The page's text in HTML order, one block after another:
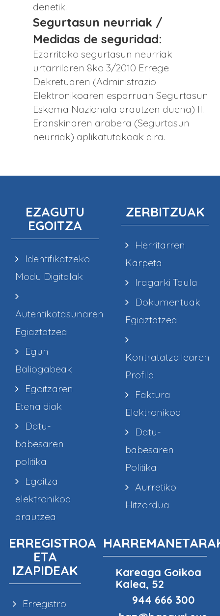
denetik.
Segurtasun neurriak /
Medidas de seguridad:
Ezarritako segurtasun neurriak
urtarrilaren 8ko 3/2010 Errege
Dekretuaren (Administrazio
Elektronikoaren esparruan Segurtasun
Eskema Nazionala arautzen duena) II.
Eranskinaren arabera (Segurtasun
neurriak) aplikatutakoak dira.
EZAGUTU
EGOITZA
Identifikatzeko
Modu Digitalak
Autentikotasunaren
Egiaztatzea
Egun
Baliogabeak
Egoitzaren
Etenaldiak
Datu-
babesaren
politika
Egoitza
elektronikoa
arautzea
ZERBITZUAK
Herritarren
Karpeta
Iragarki Taula
Dokumentuak
Egiaztatzea
Kontratatzailearen
Profila
Faktura
Elektronikoa
Datu-
babesaren
Politika
Aurretiko
Hitzordua
ERREGISTROA
ETA
IZAPIDEAK
Erregistro
Kareaga Goikoa
Kalea, 52
944 666 300